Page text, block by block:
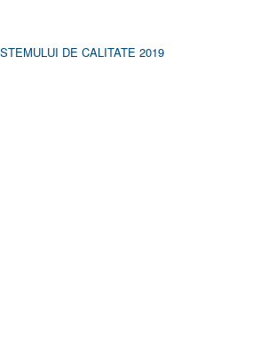
DE CALITATE 2019